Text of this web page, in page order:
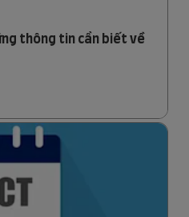
thông tin cần biết về